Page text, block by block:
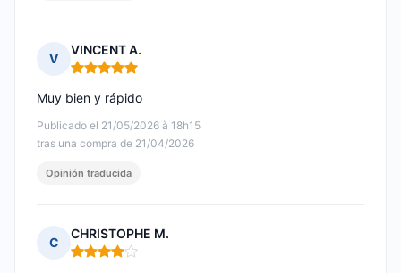
V
VINCENT A.
Nota: 5 de 5
Publicado el 21/05/2026 à 18h15
tras una compra de 21/04/2026
Muy bien y rápido
Opinión traducida
C
CHRISTOPHE M.
Nota: 4 de 5